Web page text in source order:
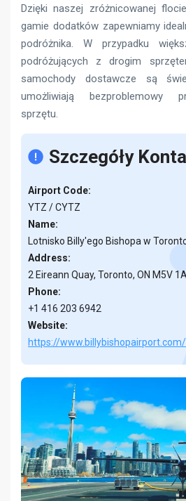
Dzięki naszej zróżnicowanej
gamie dodatków zapewniamy
podróżnika. W przypadku
podróżujących z drogim
samochody dostawcze są
umożliwiają bezproblemowy
sprzętu.
Szczegóły
Airport Code:
YTZ / CYTZ
Name:
Lotnisko Billy'ego Bishopa w
Address:
2 Eireann Quay, Toronto, ON M5V
Phone:
+1 416 203 6942
Website:
https://www.billybishopairport.com/